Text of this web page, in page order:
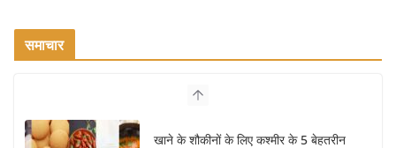
समाचार
खाने के शौकीनों के लिए कश्मीर के 5 बेहतरीन